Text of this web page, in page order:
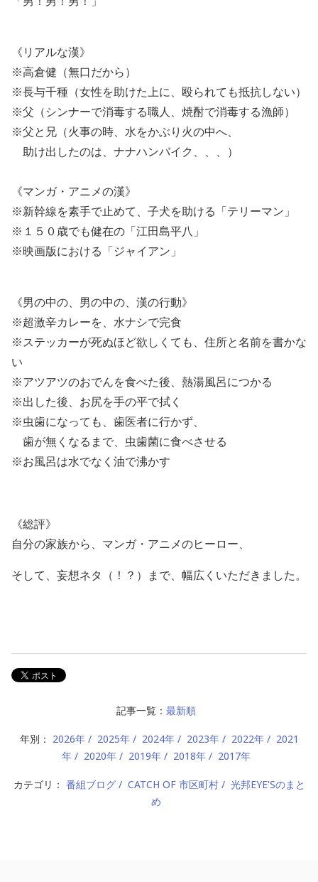
《リアルな漢》
※高倉健（無口だから）
※長与千種（女性を助けた上に、殴られても抵抗しない）
※父（シンナーで消毒する職人、焼酎で消毒する漁師）
※父と兄（火事の時、水をかぶり火の中へ、
助け出したのは、ナナハンバイク、、、）
《マンガ・アニメの漢》
※新幹線を素手で止めて、子犬を助ける「テリーマン」
※１５０歳でも健在の「江田島平八」
※映画版における「ジャイアン」
《男の中の、男の中の、漢の行動》
※超激辛カレーを、水ナシで完食
※ステッカーが死ぬほど欲しくても、住所と名前を書かな
い
※アツアツのおでんを食べた後、熱湯風呂につかる
※出した後、お尻を手の平で拭く
※虫歯になっても、歯医者に行かず、
歯が無くなるまで、虫歯菌に食べさせる
※お風呂は水でなく油で沸かす
《総評》
自分の家族から、マンガ・アニメのヒーロー、
そして、妄想ネタ（！？）まで、幅広くいただきました。
記事一覧： 最新順
年別： 2026年 2025年 2024年 2023年 2022年
2021
年
2020年 2019年 2018年 2017年
カテゴリ： 番組ブログ CATCH OF 市区町村
光邦EYE'Sのまと
め